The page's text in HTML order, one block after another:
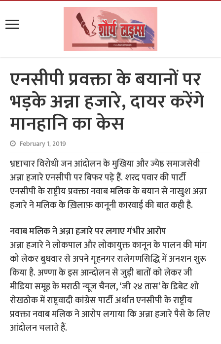
एनसीपी प्रवक्ता के बयानों पर
भड़के अन्ना हजारे, दायर करेंगे
मानहानि का केस
February 1, 2019
भ्रष्टाचार विरोधी जन आंदोलन के मुखिया और ज्येष्ठ समाजसेवी
अन्ना हजारे एनसीपी पर बिफर पड़े हैं. शरद पवार की पार्टी
एनसीपी के राष्ट्रीय प्रवक्ता नवाब मलिक के बयान से नाखुश अन्ना
हजारे ने मलिक के ख़िलाफ़ कानूनी कारवाई की बात कही है.
नवाब मलिक ने अन्ना हजारे पर लगाए गंभीर आरोप
अन्ना हजारे ने लोकपाल और लोकायुक्त कानून के पालन की मांग
को लेकर बुधवार से अपने गृहनगर रालेगणसिद्धि में अनशन शुरू
किया है. अण्णा के इस आन्दोलन से जुड़ी बातों को लेकर जी
मीडिया समूह के मराठी न्यूज चैनल, ‘जी २४ तास’ के डिबेट शो
रोखठोक में राष्ट्रवादी कांग्रेस पार्टी अर्थात एनसीपी के राष्ट्रीय
प्रवक्ता नवाब मलिक ने आरोप लगाया कि अन्ना हजारे पैसे के लिए
आंदोलन चलाते हैं.